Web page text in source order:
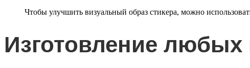
Чтобы улучшить визуальный образ стикера, можно
Изготовление любых